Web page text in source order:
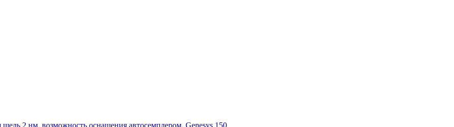
2 нм, возможность оснащения автосемплером, Genesys 150